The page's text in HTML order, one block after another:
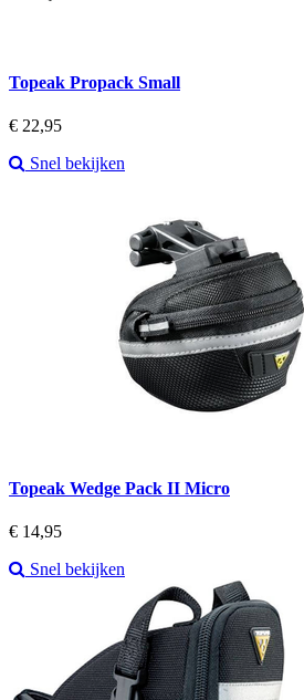
Topeak Propack Small
Prijs
€ 22,95
Snel bekijken
Topeak Wedge Pack II Micro
Prijs
€ 14,95
Snel bekijken